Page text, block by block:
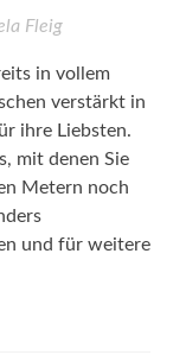
Fleig
in vollem
verstärkt in
ihre Liebsten.
mit denen Sie
Metern noch
und für weitere